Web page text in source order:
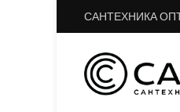
САНТЕХНИКА